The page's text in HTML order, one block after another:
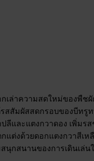
เล่าความสดใหม่ของพืช
รสสัมผัสสดกรอบของบีทรู
ลีและแตงกวาดอง เพิ่มร
แต่งด้วยดอกแตงกวาสีเห
นุกสนานของการเดินเล่น